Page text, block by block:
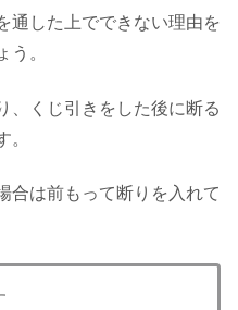
通した上でできない理由を
う。
、くじ引きをした後に断る
。
合は前もって断りを入れて